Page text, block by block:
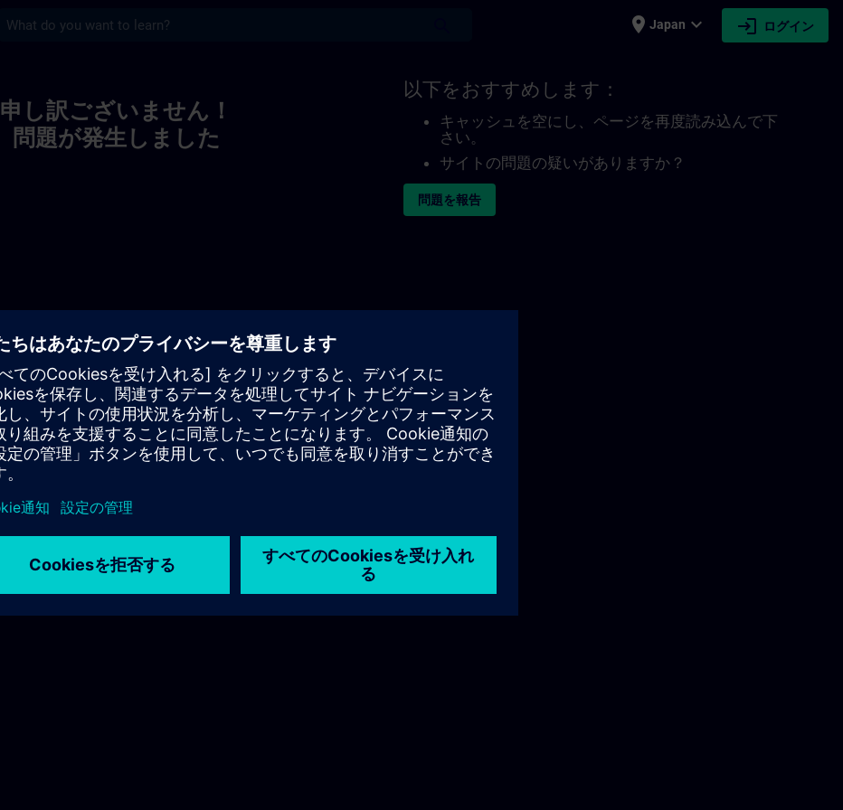
place Japan expand_more login ログイン
申し訳ございません！
問題が発生しました
以下をおすすめします：
キャッシュを空にし、ページを再度読み込んで下
さい。
サイトの問題の疑いがありますか？
問題を報告